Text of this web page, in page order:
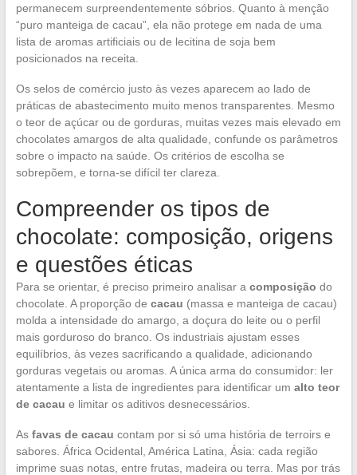
permanecem surpreendentemente sóbrios. Quanto à menção
“puro manteiga de cacau”, ela não protege em nada de uma
lista de aromas artificiais ou de lecitina de soja bem
posicionados na receita.
Os selos de comércio justo às vezes aparecem ao lado de
práticas de abastecimento muito menos transparentes. Mesmo
o teor de açúcar ou de gorduras, muitas vezes mais elevado em
chocolates amargos de alta qualidade, confunde os parâmetros
sobre o impacto na saúde. Os critérios de escolha se
sobrepõem, e torna-se difícil ter clareza.
Compreender os tipos de
chocolate: composição, origens
e questões éticas
Para se orientar, é preciso primeiro analisar a composição do
chocolate. A proporção de cacau (massa e manteiga de cacau)
molda a intensidade do amargo, a doçura do leite ou o perfil
mais gorduroso do branco. Os industriais ajustam esses
equilíbrios, às vezes sacrificando a qualidade, adicionando
gorduras vegetais ou aromas. A única arma do consumidor: ler
atentamente a lista de ingredientes para identificar um alto teor
de cacau e limitar os aditivos desnecessários.
As favas de cacau contam por si só uma história de terroirs e
sabores. África Ocidental, América Latina, Ásia: cada região
imprime suas notas, entre frutas, madeira ou terra. Mas por trás